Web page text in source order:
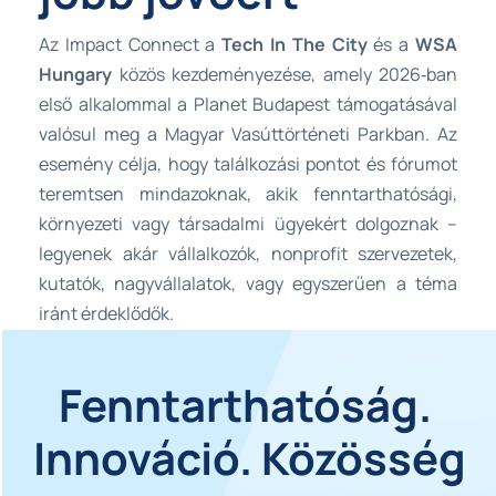
Az Impact Connect a Tech In The City és a WSA
Hungary közös kezdeményezése, amely 2026‐ban
első alkalommal a Planet Budapest támogatásával
valósul meg a Magyar Vasúttörténeti Parkban. Az
esemény célja, hogy találkozási pontot és fórumot
teremtsen mindazoknak, akik fenntarthatósági,
környezeti vagy társadalmi ügyekért dolgoznak –
legyenek akár vállalkozók, nonprofit szervezetek,
kutatók, nagyvállalatok, vagy egyszerűen a téma
iránt érdeklődők.
Légy része az első Impact Connect-nek
Fenntarthatóság.
Innováció. Közösség